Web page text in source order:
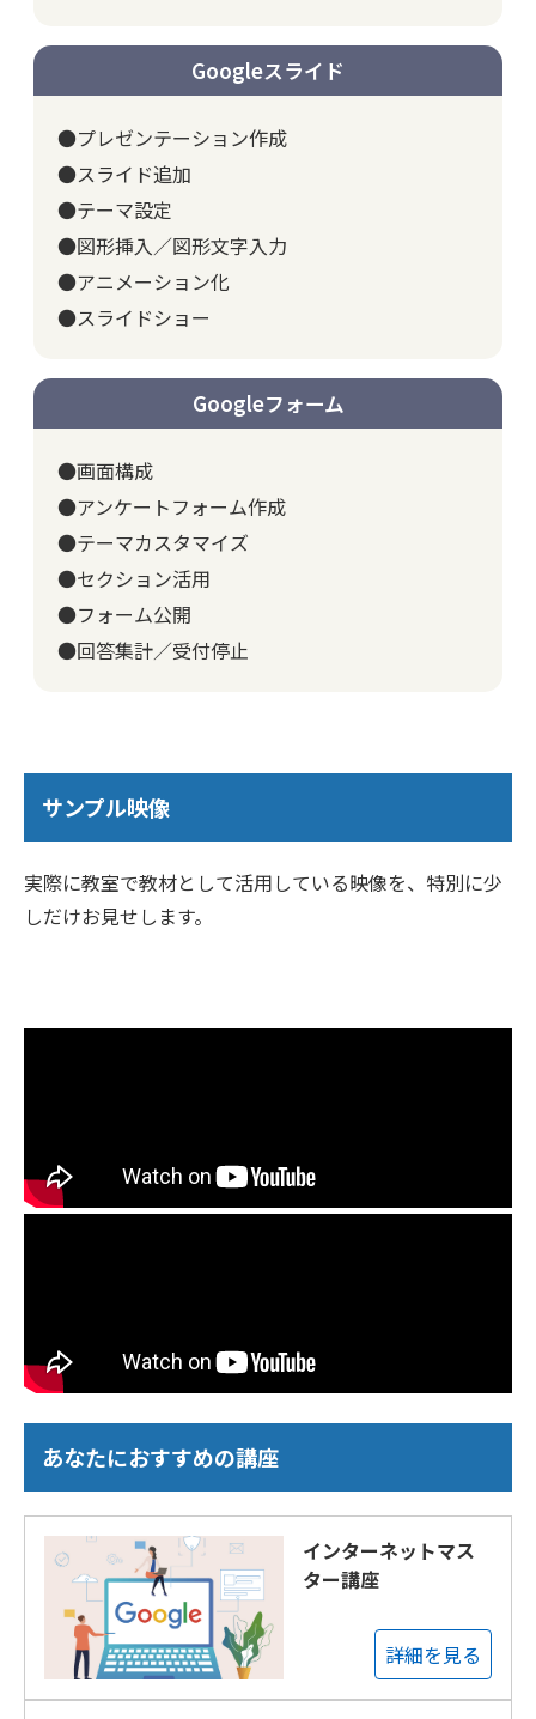
Googleスライド
●プレゼンテーション作成
●スライド追加
●テーマ設定
●図形挿入／図形文字入力
●アニメーション化
●スライドショー
Googleフォーム
●画面構成
●アンケートフォーム作成
●テーマカスタマイズ
●セクション活用
●フォーム公開
●回答集計／受付停止
サンプル映像
実際に教室で教材として活用している映像を、特別に少
しだけお見せします。
あなたにおすすめの講座
インターネットマス
ター講座
詳細を見る